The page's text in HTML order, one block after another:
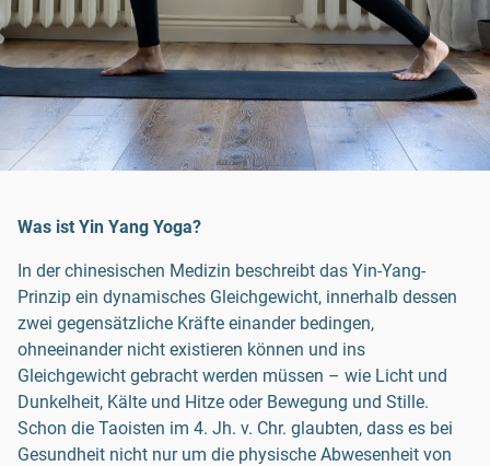
Was ist Yin Yang Yoga?
In der chinesischen Medizin beschreibt das Yin-Yang-
Prinzip ein dynamisches Gleichgewicht, innerhalb dessen
zwei gegensätzliche Kräfte einander bedingen,
ohneeinander nicht existieren können und ins
Gleichgewicht gebracht werden müssen – wie Licht und
Dunkelheit, Kälte und Hitze oder Bewegung und Stille.
Schon die Taoisten im 4. Jh. v. Chr. glaubten, dass es bei
Gesundheit nicht nur um die physische Abwesenheit von